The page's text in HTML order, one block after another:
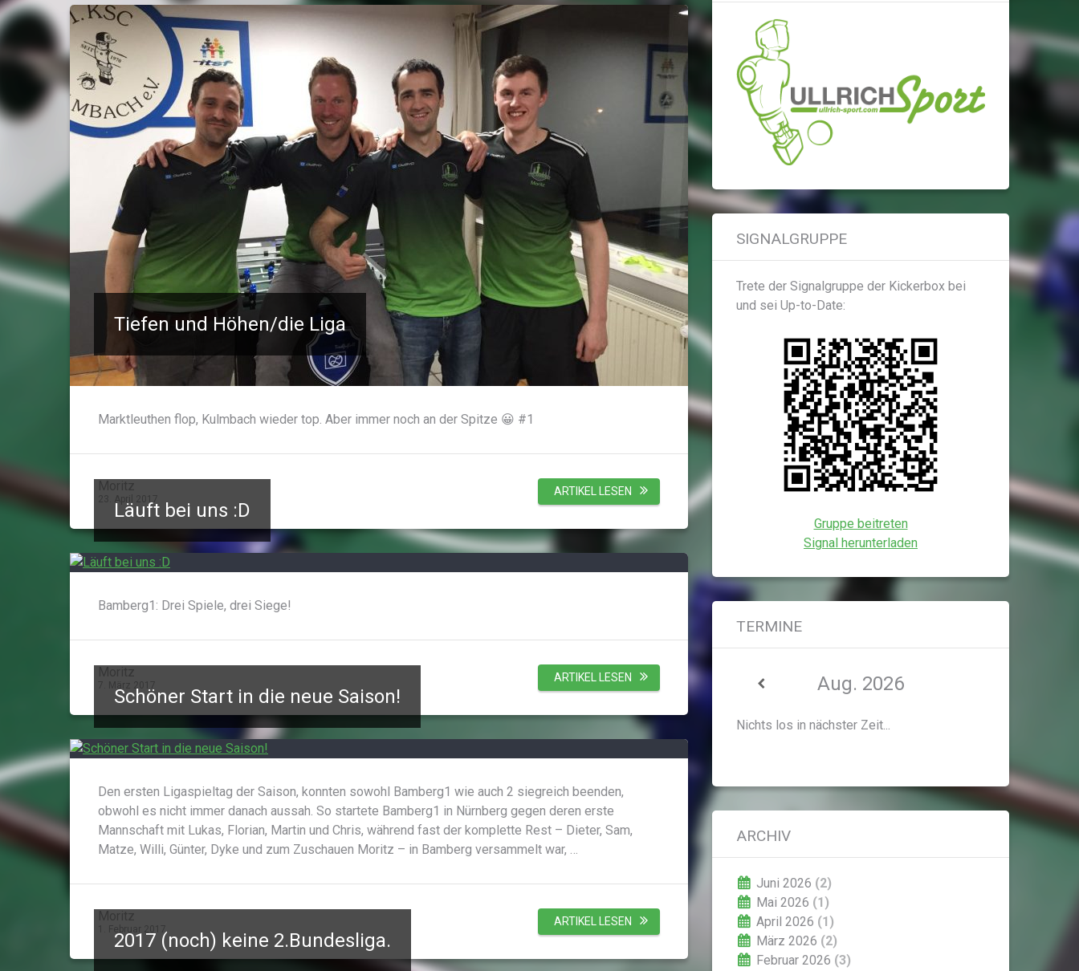
Tiefen und Höhen/die Liga
Marktleuthen flop, Kulmbach wieder top. Aber immer noch an der Spitze 😀 #1
ARTIKEL LESEN
Läuft bei uns :D
Bamberg1: Drei Spiele, drei Siege!
ARTIKEL LESEN
Schöner Start in die neue Saison!
Den ersten Ligaspieltag der Saison, konnten sowohl Bamberg1 wie auch 2 siegreich beenden,
obwohl es nicht immer danach aussah. So startete Bamberg1 in Nürnberg gegen deren erste
Mannschaft mit Lukas, Florian, Martin und Chris, während fast der komplette Rest – Dieter, Sam,
Matze, Willi, Günter, Dyke und zum Zuschauen Moritz – in Bamberg versammelt war, …
ARTIKEL LESEN
1. Februar 2017
2017 (noch) keine 2.Bundesliga.
SIGNALGRUPPE
Trete der Signalgruppe der Kickerbox bei
und sei Up-to-Date:
Gruppe beitreten
Signal herunterladen
TERMINE
Aug. 2026
Nichts los in nächster Zeit...
ARCHIV
Juni 2026 (2)
Mai 2026 (1)
April 2026 (1)
März 2026 (2)
Februar 2026 (3)